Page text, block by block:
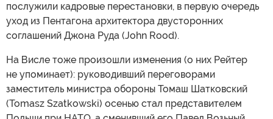
послужили кадровые перестановки, в первую очередь
уход из Пентагона архитектора двусторонних
соглашений Джона Руда (John Rood).
На Висле тоже произошли изменения (о них Рейтер
не упоминает): руководивший переговорами
заместитель министра обороны Томаш Шатковский
(Tomasz Szatkowski) осенью стал представителем